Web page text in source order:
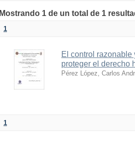
Mostrando 1 de un total de 1
1
El control
proteger el derecho
Pérez López, Carlos
1